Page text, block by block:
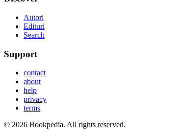
Autori
Edituri
Search
Support
contact
about
help
privacy
terms
© 2026 Bookpedia. All rights reserved.